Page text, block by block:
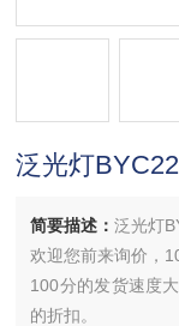
泛光灯
简要描述：泛光灯
欢迎您前来询价，
100分的发货速度
的折扣。